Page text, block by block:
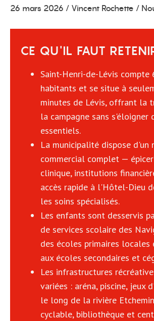
26 mars 2026 / Vincent Rochette /
CE QU'IL FAUT
Saint-Henri-de-Lévis compte
habitants et se situe à
minutes de Lévis, offrant la
la campagne sans s'éloigner
essentiels.
La municipalité dispose d'un
commercial complet —
clinique, institutions
accès rapide à l'Hôtel-Dieu
les soins spécialisés.
Les enfants sont desservis
de services scolaire des
des écoles primaires locales
aux écoles secondaires et
Les infrastructures
variées : aréna, piscine, jeux
le long de la rivière
cyclable, bibliothèque et